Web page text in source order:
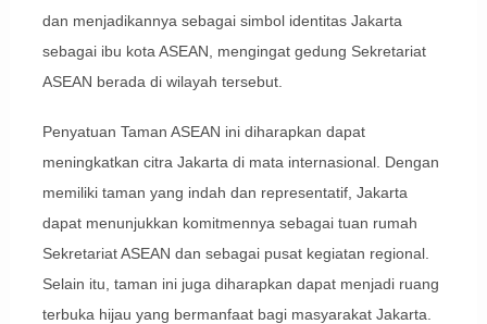
dan menjadikannya sebagai simbol identitas Jakarta
sebagai ibu kota ASEAN, mengingat gedung Sekretariat
ASEAN berada di wilayah tersebut.
Penyatuan Taman ASEAN ini diharapkan dapat
meningkatkan citra Jakarta di mata internasional. Dengan
memiliki taman yang indah dan representatif, Jakarta
dapat menunjukkan komitmennya sebagai tuan rumah
Sekretariat ASEAN dan sebagai pusat kegiatan regional.
Selain itu, taman ini juga diharapkan dapat menjadi ruang
terbuka hijau yang bermanfaat bagi masyarakat Jakarta.